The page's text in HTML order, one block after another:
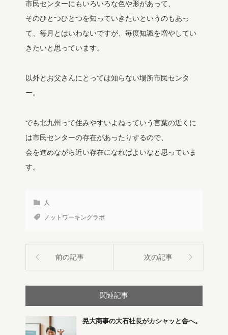
市民センターにもいろいろな色や形があって、
そのひとつひとつを知っていきたいというのもあっ
て、毎月とはいわないですが、毎度知識を増やしてい
きたいと思っています。
以外とお父さんにとっては知らない場所市民センタ
ー。
でも北九州って住みやすいよねっていう言葉の近くに
は市民センターの存在があったりするので、
会を進めながら近い存在になればよいなと思っていま
す。
人
ノットワーキングラボ
前の記事 次の記事
関連記事
晃大商事の大石社長がカシャッと舎へ。